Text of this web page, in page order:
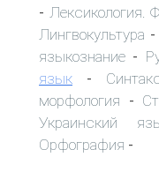
- Лексикология.
Лингвокультура -
языкознание -
язык -
морфология -
Украинский
Орфография -